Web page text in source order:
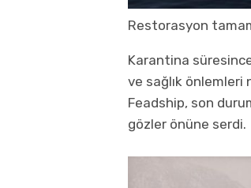
Restorasyon
Karantina
ve sağlık
Feadship, son
gözler önüne serdi.